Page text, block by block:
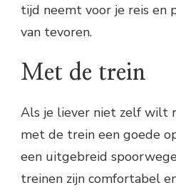
tijd neemt voor je reis en
van tevoren.
Met de trein
Als je liever niet zelf wilt
met de trein een goede
een uitgebreid
treinen zijn comfortabel